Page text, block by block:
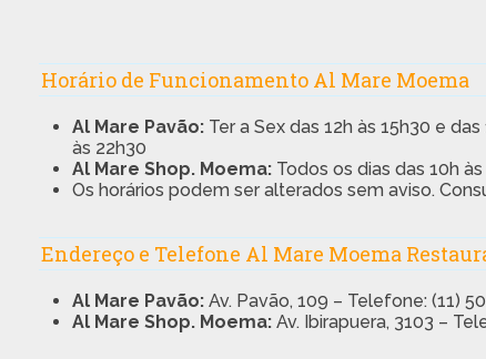
Horário de Funcionamento Al Mare Moema
Al Mare Pavão: Ter a Sex das 12h às 15h30 e
às 22h30
Al Mare Shop. Moema: Todos os dias das 10h às
Os horários podem ser alterados sem aviso.
Endereço e Telefone Al Mare Moema
Al Mare Pavão:Av. Pavão, 109 – Telefone: (11)
Al Mare Shop. Moema: Av. Ibirapuera, 3103 –